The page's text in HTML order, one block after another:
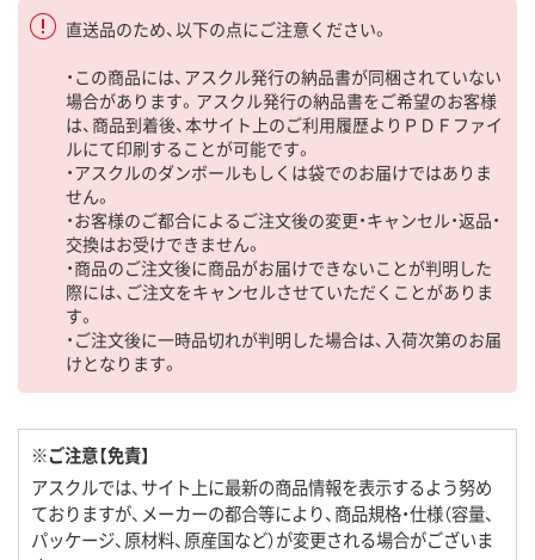
直送品のため、以下の点にご注意ください。
・この商品には、アスクル発行の納品書が同梱されていない
場合があります。アスクル発行の納品書をご希望のお客様
は、商品到着後、本サイト上のご利用履歴よりＰＤＦファイ
ルにて印刷することが可能です。
・アスクルのダンボールもしくは袋でのお届けではありま
せん。
・お客様のご都合によるご注文後の変更・キャンセル・返品・
交換はお受けできません。
・商品のご注文後に商品がお届けできないことが判明した
際には、ご注文をキャンセルさせていただくことがありま
す。
・ご注文後に一時品切れが判明した場合は、入荷次第のお届
けとなります。
※ご注意【免責】
アスクルでは、サイト上に最新の商品情報を表示するよう努め
ておりますが、メーカーの都合等により、商品規格・仕様（容量、
パッケージ、原材料、原産国など）が変更される場合がございま